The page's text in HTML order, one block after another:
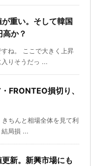
重い。そして韓国
か？
ね。 ここで大きく上昇
りそうだっ ...
FRONTEO損切り、
ちんと相場全体を見て利
局損 ...
新。新興市場にも